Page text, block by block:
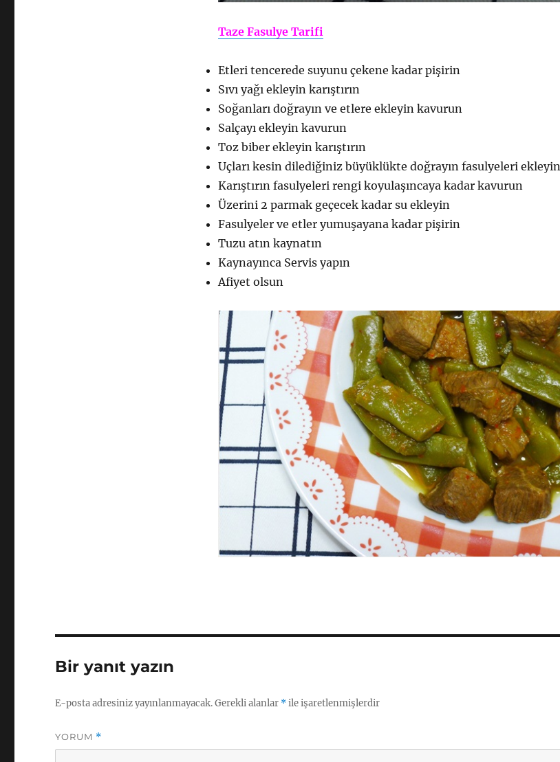
Taze Fasulye Tarifi
Etleri tencerede suyunu çekene kadar pişirin
Sıvı yağı ekleyin karıştırın
Soğanları doğrayın ve etlere ekleyin kavurun
Salçayı ekleyin kavurun
Toz biber ekleyin karıştırın
Uçları kesin dilediğiniz büyüklükte doğrayın fasulyeleri ekleyin
Karıştırın fasulyeleri rengi koyulaşıncaya kadar kavurun
Üzerini 2 parmak geçecek kadar su ekleyin
Fasulyeler ve etler yumuşayana kadar pişirin
Tuzu atın kaynatın
Kaynayınca Servis yapın
Afiyet olsun
Bir yanıt yazın
E-posta adresiniz yayınlanmayacak.Gerekli alanlar *ile işaretlenmişlerdir
YORUM *